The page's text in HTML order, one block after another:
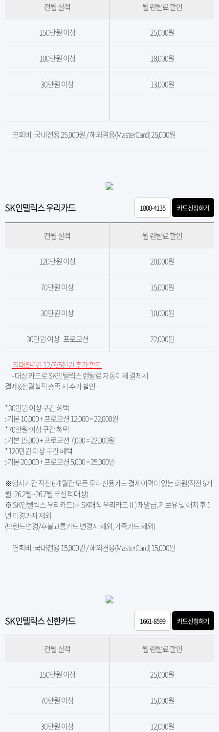
전월 실적 월 렌탈료 할인
150만원 이상 25,000원
100만원 이상 18,000원
30만원 이상 13,000원
ㆍ 연회비 : 국내전용 25,000원 / 해외겸용(MasterCard) 25,000원
SK인텔릭스 우리카드 1800-4135 카드신청하기
전월 실적 월 렌탈료 할인
120만원 이상 20,000원
70만원 이상 15,000원
30만원 이상 10,000원
30만원 이상_프로모션 22,000원
ㆍ 최대 5년간 12/7/5천원 추가 할인
- 대상 카드로 SK인텔릭스 렌탈료 자동이체 결제시
결제&전월실적 충족 시 추가 할인
* 30만원 이상 구간 혜택
: 기본 10,000 + 프로모션 12,000 = 22,000원
* 70만원 이상 구간 혜택
: 기본 15,000 + 프로모션 7,000 = 22,000원
* 120만원 이상 구간 혜택
: 기본 20,000 + 프로모션 5,000 = 25,000원
※행사기간 직전 6개월간 모든 우리신용카드 결제이력이 없는 회원(직전 6개
월 : 26.2월~26.7월 무실적 대상)
※ SK인텔릭스 우리카드(구.SK매직 우리카드Ⅱ) 재발급, 기보유 및 해지 후 1
년 미경과자 제외
(브랜드변경/후불교통카드 변경시 제외, 가족카드 제외)
ㆍ 연회비 : 국내전용 15,000원 / 해외겸용(MasterCard) 15,000원
SK인텔릭스 신한카드 1661-8599 카드신청하기
전월 실적 월 렌탈료 할인
150만원 이상 25,000원
70만원 이상 15,000원
30만원 이상 12,000원